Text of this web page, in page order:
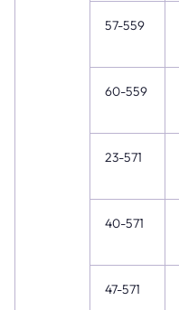
57-559
60-559
23-571
40-571
47-571